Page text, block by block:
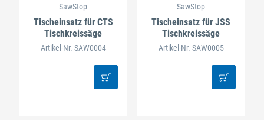
SawStop
Tischeinsatz für CTS
Tischkreissäge
Artikel-Nr. SAW0004
SawStop
Tischeinsatz für JSS
Tischkreissäge
Artikel-Nr. SAW0005